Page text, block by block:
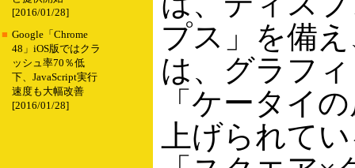
[2016/01/28]
■ Google「Chrome
48」iOS版ではクラ
ッシュ率70％低
下、JavaScript実行
速度も大幅改善
[2016/01/28]
プス」を備
は、グラフ
「ケータイ
上げられて